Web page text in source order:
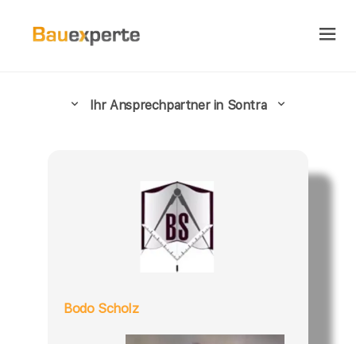
Ihr Ansprechpartner in Sontra
Bodo Scholz